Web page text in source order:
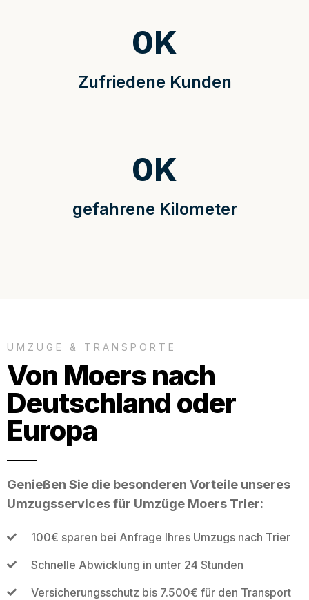
Zufriedene Kunden
0K
gefahrene Kilometer
0K
UMZÜGE & TRANSPORTE
Von Moers nach
Deutschland oder
Europa
Genießen Sie die besonderen Vorteile unseres
Umzugsservices für Umzüge Moers Trier:
100€ sparen bei Anfrage Ihres Umzugs nach Trier
Schnelle Abwicklung in unter 24 Stunden
Versicherungsschutz bis 7.500€ für den Transport